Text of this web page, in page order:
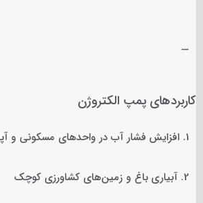
—
کاربردهای پمپ الکتروژن
1. افزایش فشار آب در واحدهای مسکونی و آپارتمان‌ها
2. آبیاری باغ و زمین‌های کشاورزی کوچک